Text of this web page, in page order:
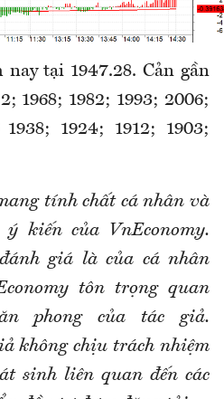
tại 1947.28. Cản gần
1968; 1982; 1993; 2006;
1924; 1912; 1903;
tính chất cá nhân và
kiến của VnEconomy.
giá là của cá nhân
tôn trọng quan
phong của tác giả.
không chịu trách nhiệm
sinh liên quan đến các